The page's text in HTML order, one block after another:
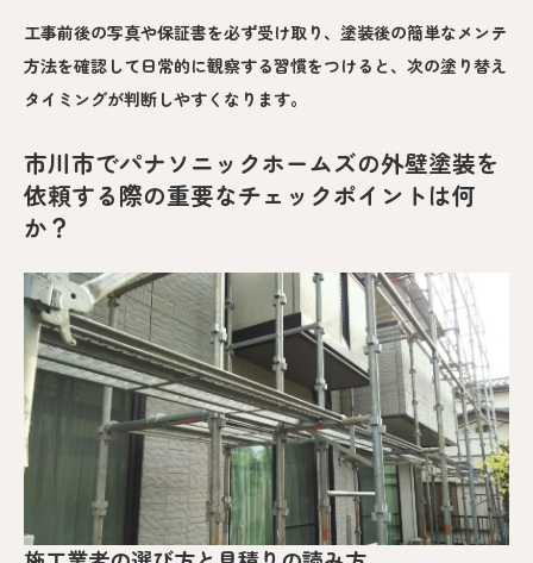
工事前後の写真や保証書を必ず受け取り、塗装後の簡単なメンテ
方法を確認して日常的に観察する習慣をつけると、次の塗り替え
タイミングが判断しやすくなります。
市川市でパナソニックホームズの外壁塗装を
依頼する際の重要なチェックポイントは何
か？